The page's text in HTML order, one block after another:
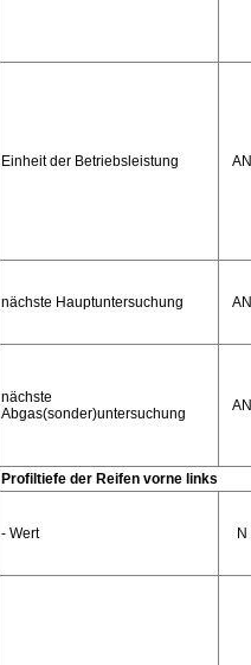
Einheit der Betriebsleistung AN
nächste Hauptuntersuchung AN
nächste
Abgas(sonder)untersuchung
AN
Profiltiefe der Reifen vorne links
- Wert N